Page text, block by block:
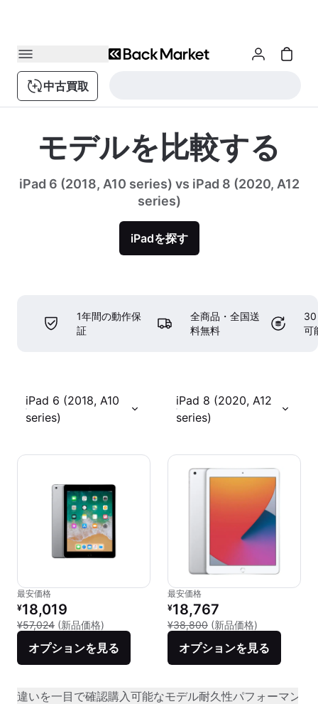
中古買取
モデルを比較する
iPad 6 (2018, A10 series) vs iPad 8 (2020, A12
series)
iPadを探す
1年間の動作保
証
全商品・全国送
料無料
30
可
iPad 6 (2018, A10
series)
iPad 8 (2020, A12
series)
最安価格
リファービッシュ品の価格：
¥18,019
¥57,024 (新品価格) 新品との比較：¥57,024
オプションを見る
最安価格
リファービッシュ品の価格：
¥18,767
¥38,800 (新品価格)
オプションを見る
違いを一目で確認購入可能なモデル耐久性パフォーマンス